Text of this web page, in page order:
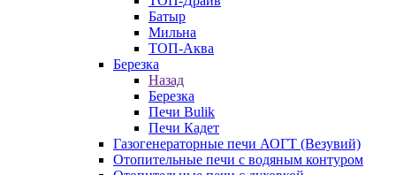
Батыр
Мильна
ТОП-Аква
Березка
Назад
Березка
Печи Bulik
Печи Кадет
Газогенераторные печи АОГТ (Везувий)
Отопительные печи с водяным контуром